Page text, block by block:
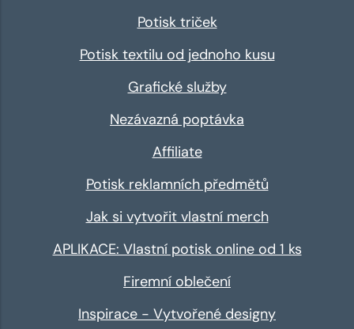
Potisk triček
Potisk textilu od jednoho kusu
Grafické služby
Nezávazná poptávka
Affiliate
Potisk reklamních předmětů
Jak si vytvořit vlastní merch
APLIKACE: Vlastní potisk online od 1 ks
Firemní oblečení
Inspirace - Vytvořené designy